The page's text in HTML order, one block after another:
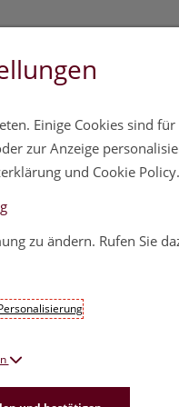
PZN: 4766070
Einige Cookies sind
zur Anzeige
und Cookie Policy.
zu ändern. Rufen Sie